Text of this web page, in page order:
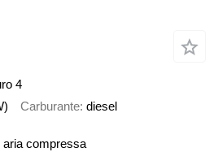
4
Carburante diesel
aria compressa